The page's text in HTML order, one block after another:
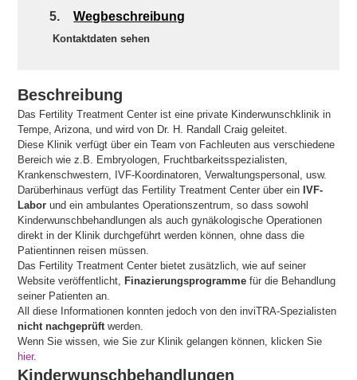
5.
Wegbeschreibung
Kontaktdaten sehen
Beschreibung
Das Fertility Treatment Center ist eine private Kinderwunschklinik in
Tempe, Arizona, und wird von Dr. H. Randall Craig geleitet.
Diese Klinik verfügt über ein Team von Fachleuten aus verschiedene
Bereich wie z.B. Embryologen, Fruchtbarkeitsspezialisten,
Krankenschwestern, IVF-Koordinatoren, Verwaltungspersonal, usw.
Darüberhinaus verfügt das Fertility Treatment Center über einIVF-
Labor und ein ambulantes Operationszentrum, so dass sowohl
Kinderwunschbehandlungen als auch gynäkologische Operationen
direkt in der Klinik durchgeführt werden können, ohne dass die
Patientinnen reisen müssen.
Das Fertility Treatment Center bietet zusätzlich, wie auf seiner
Website veröffentlicht,Finazierungsprogrammefür die Behandlung
seiner Patienten an.
All diese Informationen konnten jedoch von den inviTRA-Spezialisten
nicht nachgeprüft werden.
Wenn Sie wissen, wie Sie zur Klinik gelangen können, klicken Sie
hier.
Kinderwunschbehandlungen